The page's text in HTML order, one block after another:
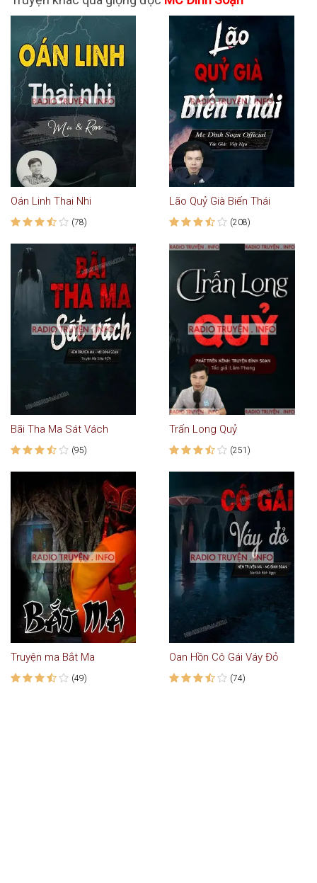
Oán Linh Thai Nhi
(78)
Lão Quỷ Già Biến Thái
(208)
Bãi Tha Ma Sát Vách
(95)
Trấn Long Quỷ
(251)
Truyện ma Bắt Ma
(49)
Oan Hồn Cô Gái Váy Đỏ
(74)